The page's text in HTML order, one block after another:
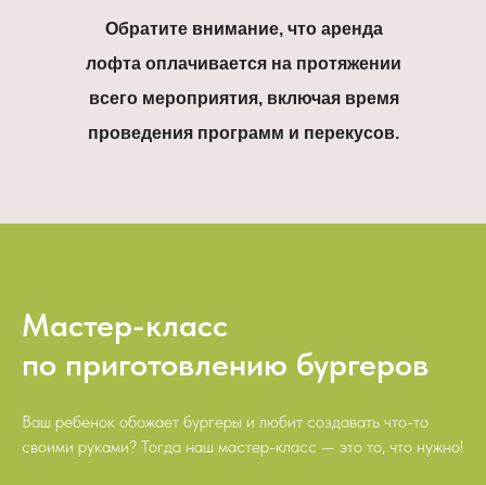
Обратите внимание, что аренда
лофта оплачивается на протяжении
всего мероприятия, включая время
проведения программ и перекусов.
Мастер-класс
по приготовлению бургеров
Ваш ребенок обожает бургеры и любит создавать что-то
своими руками? Тогда наш мастер-класс — это то, что нужно!